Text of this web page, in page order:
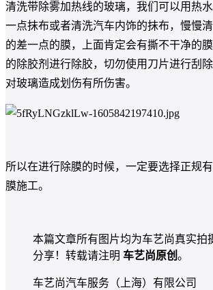
清洗带除雾加热线的玻璃，我们可以用热
一点抹布或者清洗汽车内饰的抹布，慢慢
的差一点的膜，上面肯定会有撕不干净的
的除胶剂进行除胶，切勿使用刀片进行刮
对玻璃造成划伤有所伤害。
所以在进行除膜的时候，一定要选择正规
膜施工。
本篇文章所有图片均为车艺尚真实拍
分享！转载请注明 车艺尚原创 。
车艺尚汽车服务（上海）有限公司